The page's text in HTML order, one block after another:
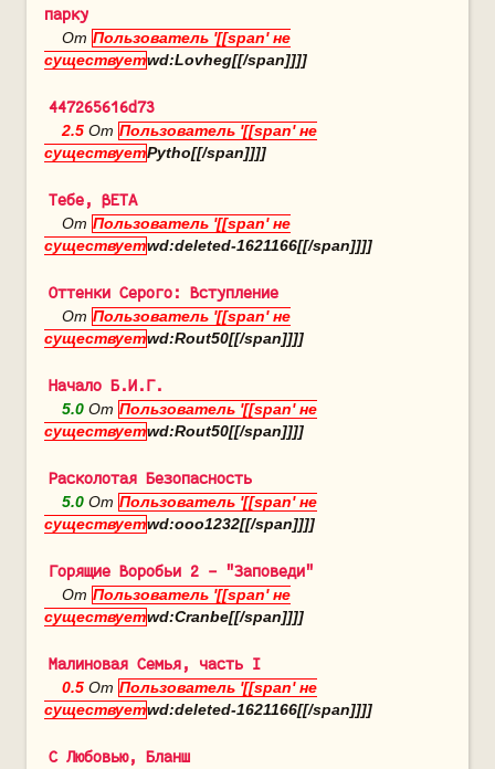
парку
От Пользователь '[[span' не
существуетwd:Lovheg[[/span]]]]
447265616d73
2.5 От Пользователь '[[span' не
существуетPytho[[/span]]]]
Тебе, βЕТА
От Пользователь '[[span' не
существуетwd:deleted-1621166[[/span]]]]
Оттенки Серого: Вступление
От Пользователь '[[span' не
существуетwd:Rout50[[/span]]]]
Начало Б.И.Г.
5.0 От Пользователь '[[span' не
существуетwd:Rout50[[/span]]]]
Расколотая Безопасность
5.0 От Пользователь '[[span' не
существуетwd:ooo1232[[/span]]]]
Горящие Воробьи 2 - "Заповеди"
От Пользователь '[[span' не
существуетwd:Cranbe[[/span]]]]
Малиновая Семья, часть I
0.5 От Пользователь '[[span' не
существуетwd:deleted-1621166[[/span]]]]
С Любовью, Бланш